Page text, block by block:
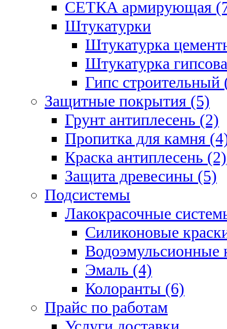
СЕТКА армирующая
Штукатурки
Штукатурка
Штукатурка
Гипс строительный
Защитные покрытия (5)
Грунт антиплесень (2)
Пропитка для камня
Краска антиплесень (2)
Защита древесины (5)
Подсистемы
Лакокрасочные
Силиконовые
Водоэмульсионные
Эмаль (4)
Колоранты (6)
Прайс по работам